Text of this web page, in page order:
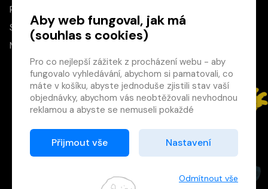
×
Máte u nás již
registrovaný
účet?
Registrací získáte slevu
na zboží ve výši 15 %
PO–PÁ
SO
10:00–13:00
NE
Aby web fungoval, jak má
(souhlas s cookies)
Pro co nejlepší zážitek z procházení webu - aby
fungovalo vyhledávání, abychom si pamatovali, co
máte v košíku, abyste jednoduše zjistili stav vaší
objednávky, abychom vás neobtěžovali nevhodnou
reklamou a abyste se nemuseli pokaždé
Proto od vás potřebujeme souhlas se
zpracováním souborů cookies
Děkujeme, že nám ho dáte a pomůžete nám tak
Přijmout vše Nastavení
Odmítnout vše